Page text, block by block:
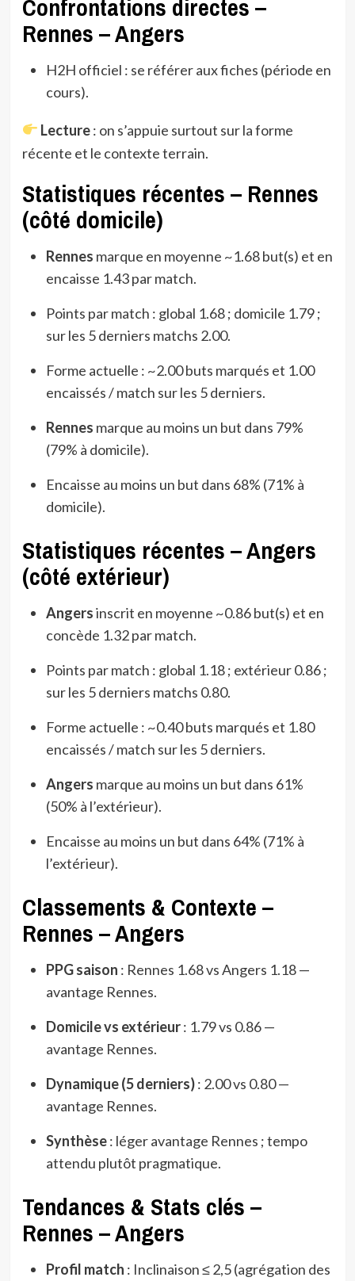
Confrontations directes –
Rennes – Angers
H2H officiel : se référer aux fiches (période en
cours).
Lecture: on s’appuie surtout sur la forme
récente et le contexte terrain.
Statistiques récentes – Rennes
(côté domicile)
Rennes marque en moyenne ~1.68 but(s) et en
encaisse 1.43 par match.
Points par match : global 1.68 ; domicile 1.79 ;
sur les 5 derniers matchs 2.00.
Forme actuelle : ~2.00 buts marqués et 1.00
encaissés / match sur les 5 derniers.
Rennes marque au moins un but dans 79%
(79% à domicile).
Encaisse au moins un but dans 68% (71% à
domicile).
Statistiques récentes – Angers
(côté extérieur)
Angersinscrit en moyenne ~0.86 but(s) et en
concède 1.32 par match.
Points par match : global 1.18 ; extérieur 0.86 ;
sur les 5 derniers matchs 0.80.
Forme actuelle : ~0.40 buts marqués et 1.80
encaissés / match sur les 5 derniers.
Angers marque au moins un but dans 61%
(50% à l’extérieur).
Encaisse au moins un but dans 64% (71% à
l’extérieur).
Classements & Contexte –
Rennes – Angers
PPG saison : Rennes 1.68 vs Angers 1.18 —
avantage Rennes.
Domicile vs extérieur: 1.79 vs 0.86 —
avantage Rennes.
Dynamique (5 derniers): 2.00 vs 0.80 —
avantage Rennes.
Synthèse: léger avantage Rennes ; tempo
attendu plutôt pragmatique.
Tendances & Stats clés –
Rennes – Angers
Profil match : Inclinaison ≤ 2,5 (agrégation des